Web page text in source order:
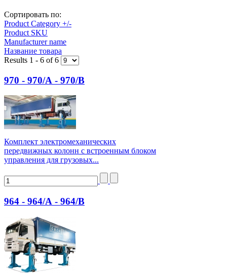
Сортировать по:
Product Category +/-
Product SKU
Manufacturer name
Название товара
Results 1 - 6 of 6
970 - 970/А - 970/В
Комплект электромеханических
передвижных колонн с встроенным блоком
управления для грузовых...
964 - 964/А - 964/В